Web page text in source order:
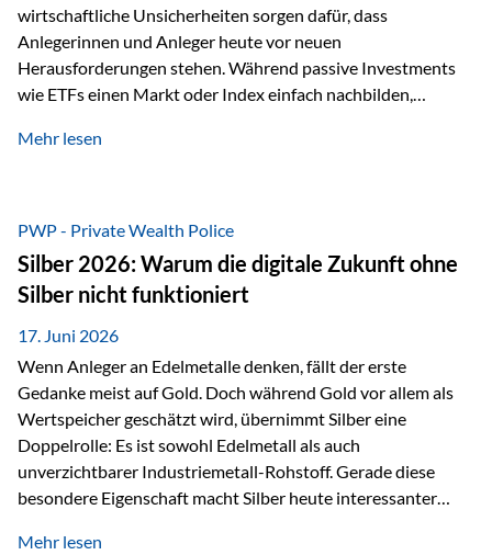
wirtschaftliche Unsicherheiten sorgen dafür, dass
Anlegerinnen und Anleger heute vor neuen
Herausforderungen stehen. Während passive Investments
wie ETFs einen Markt oder Index einfach nachbilden,
setzen auf die Expertise erfahrener Fondsmanager, die
Veränderungen geprägt ist, kann diese aktive
Herangehensweise einen entscheidenden Mehrwert bieten.
Was zeichnet aktive Fonds aus? Aktive Fonds verfolgen das
Ziel, nicht nur einen Markt abzubilden, sondern gezielt
Anlageentscheidungen zu treffen. Fondsmanager
analysieren Unternehmen,…
Mehr lesen
PWP - Private Wealth Police
Silber 2026: Warum die digitale Zukunft ohne
Silber nicht funktioniert
17. Juni 2026
Wenn Anleger an Edelmetalle denken, fällt der erste
Gedanke meist auf Gold. Doch während Gold vor allem als
Wertspeicher geschätzt wird, übernimmt Silber eine
Doppelrolle: Es ist sowohl Edelmetall als auch
unverzichtbarer Industriemetall-Rohstoff. Gerade diese
besondere Eigenschaft macht Silber heute interessanter
elektrischer – und genau dort spielt Silber eine
Mehr lesen